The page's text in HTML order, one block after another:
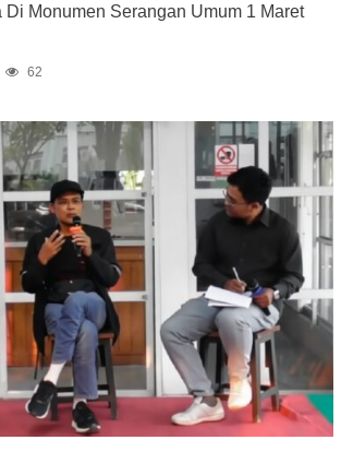
Di Monumen Serangan Umum 1 Maret
62